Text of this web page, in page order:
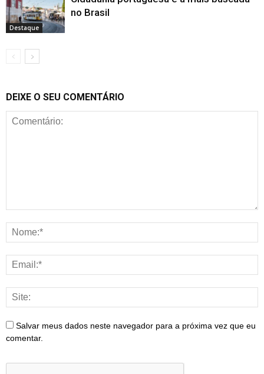
Destaque
no Brasil
DEIXE O SEU COMENTÁRIO
Salvar meus dados neste navegador para a próxima vez que eu
comentar.